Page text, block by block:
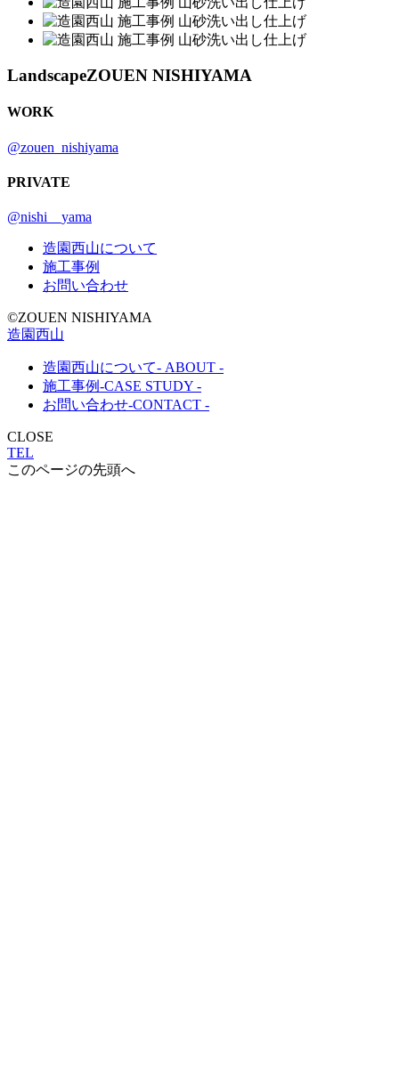
LandscapeZOUEN NISHIYAMA
WORK
@zouen_nishiyama
PRIVATE
@nishi__yama
造園西山について
施工事例
お問い合わせ
©︎ZOUEN NISHIYAMA
造園西山
造園西山について- ABOUT -
施工事例-CASE STUDY -
お問い合わせ-CONTACT -
CLOSE
TEL
このページの先頭へ